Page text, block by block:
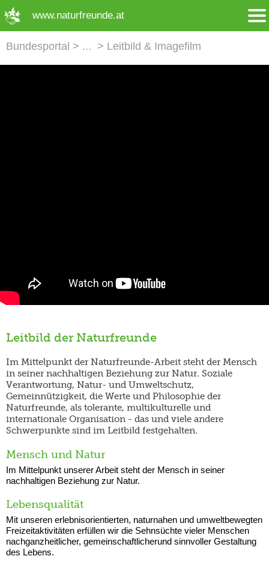
www.naturfreunde.at
Bundesportal Leitbild & Imagefilm
Leitbild der Naturfreunde
Im Mittelpunkt der Naturfreunde-Arbeit steht der Mensch
in seiner nachhaltigen Beziehung zur Natur. Soziale
Verantwortung, Natur- und Umweltschutz,
Gemeinnützigkeit, die Werte und Philosophie der
Naturfreunde, als tolerante, multikulturelle und
internationale Organisation - das und viele andere
Schwerpunkte sind im Leitbild festgehalten.
Mensch und Natur
Im Mittelpunkt unserer Arbeit steht der Mensch in seiner
nachhaltigen Beziehung zur Natur.
Lebensqualität
Mit unseren erlebnisorientierten, naturnahen und umweltbewegten
Freizeitaktivitäten erfüllen wir die Sehnsüchte vieler Menschen
nachganzheitlicher, gemeinschaftlicherund sinnvoller Gestaltung
des Lebens.